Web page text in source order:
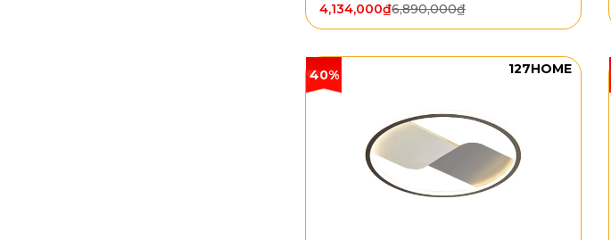
6,890,000₫
4,134,000₫
40% 127HOME